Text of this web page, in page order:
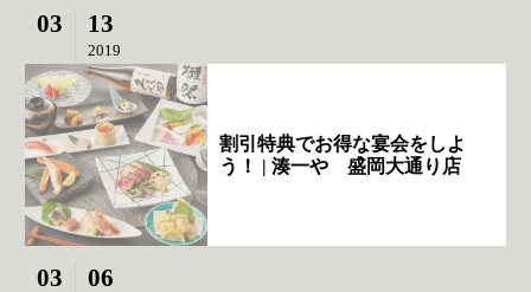
03 13
2019
割引特典でお得な宴会をしよ
う！ | 湊一や 盛岡大通り店
03 06